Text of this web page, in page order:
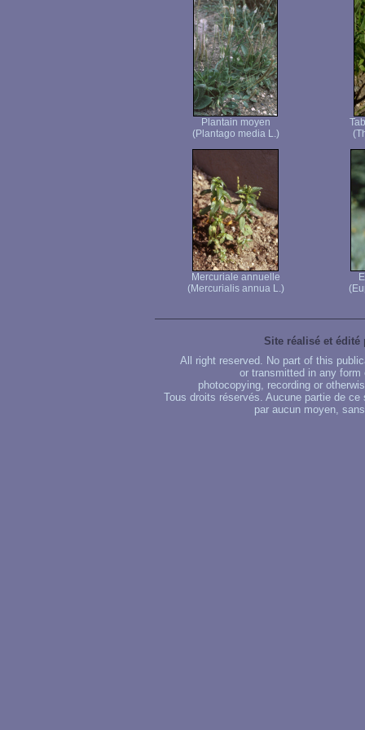
Plantain moyen
(Plantago media L.)
Mercuriale annuelle
(Mercurialis annua L.)
Site réalisé et édité
All right reserved. No part of this
or transmitted in any
photocopying, recording or
Tous droits réservés. Aucune partie de
par aucun moyen,